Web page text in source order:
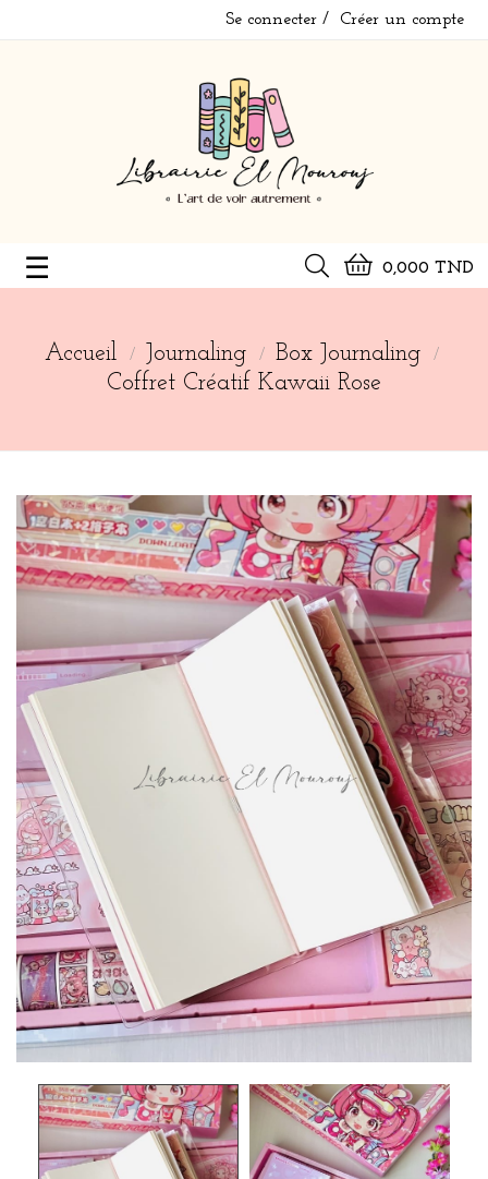
Se connecter Créer un compte
0,000 TND
Basculer
☰
Accueil Journaling
Box Journaling
Coffret Créatif Kawaii Rose